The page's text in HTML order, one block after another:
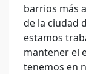
barrios más
de la ciudad
estamos
mantener el
tenemos en